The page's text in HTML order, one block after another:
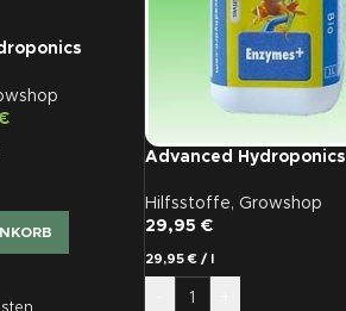
Advanced Hydroponics
Hilfsstoffe, Growshop
29,95 €
29,95€/